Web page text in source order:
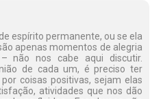
espírito permanente, ou se ela
apenas momentos de alegria
não nos cabe aqui discutir.
de cada um, é preciso ter
coisas positivas, sejam elas
atividades que nos dão